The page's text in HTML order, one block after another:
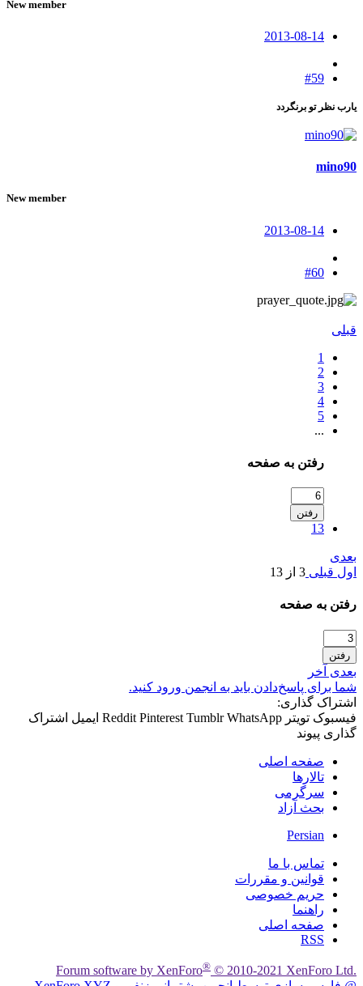
New member
2013-08-14
#59
یارب نظر تو برنگردد
mino90
New member
2013-08-14
#60
قبلی
1
2
3
4
5
...
رفتن به صفحه
رفتن
13
بعدی
اول قبلی 3 از 13
رفتن به صفحه
رفتن
بعدی آخر
شما برای پاسخ‌دادن باید به انجمن ورود کنید.
اشتراک گذاری:
فیسبوک تویتر Reddit Pinterest Tumblr WhatsApp ایمیل اشتراک
گذاری پیوند
صفحه اصلی
تالارها
سرگرمی
بحث آزاد
Persian
تماس با ما
قوانین و مقررات
حریم خصوصی
راهنما
صفحه اصلی
RSS
Forum software by XenForo® © 2010-2021 XenForo Ltd.